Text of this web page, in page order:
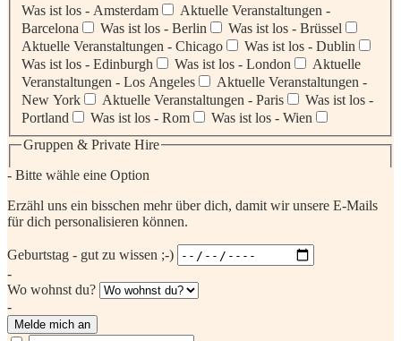
Was ist los - Amsterdam
Aktuelle Veranstaltungen -
Barcelona
Was ist los - Berlin
Was ist los - Brüssel
Aktuelle Veranstaltungen - Chicago
Was ist los - Dublin
Was ist los - Edinburgh
Was ist los - London
Aktuelle
Veranstaltungen - Los Angeles
Aktuelle Veranstaltungen -
New York
Aktuelle Veranstaltungen - Paris
Was ist los -
Portland
Was ist los - Rom
Was ist los - Wien
Gruppen & Private Hire
- Bitte wähle eine Option
Erzähl uns ein bisschen mehr über dich, damit wir unsere E-Mails
für dich personalisieren können.
Geburtstag - gut zu wissen ;-)
-
Wo wohnst du?
-
Melde mich an